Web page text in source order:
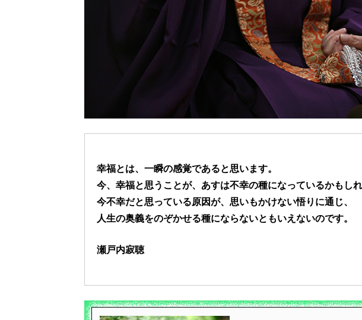
幸福とは、一瞬の感覚であると思います。
今、幸福と思うことが、あすは不幸の種になっているかもしれ
今不幸だと思っている原因が、思いもかけない悟りに通じ、
人生の奥義をのぞかせる種にならないともいえないのです。
瀬戸内寂聴